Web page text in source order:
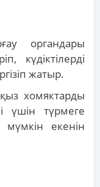
органдары
күдіктілерді
жатыр.
хомяктарды
үшін түрмеге
мүмкін екенін